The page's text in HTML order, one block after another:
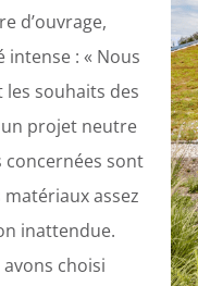
d’ouvrage,
intense : « Nous
souhaits des
projet neutre
concernées sont
assez
inattendue.
choisi